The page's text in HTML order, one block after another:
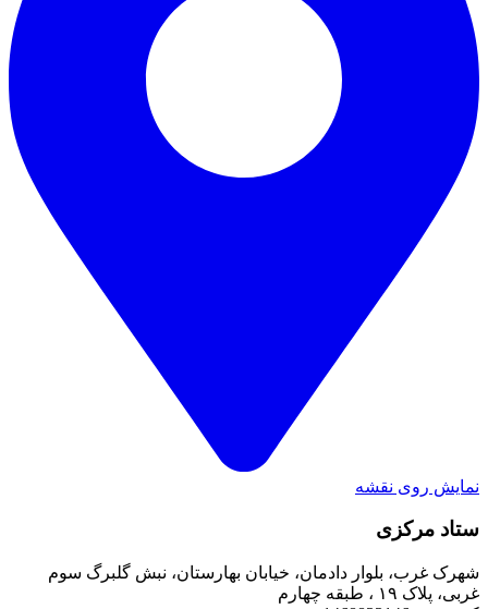
نمایش روی نقشه
ستاد مرکزی
شهرک غرب، بلوار دادمان، خیابان بهارستان، نبش گلبرگ سوم
غربی، پلاک ۱۹ ، طبقه چهارم